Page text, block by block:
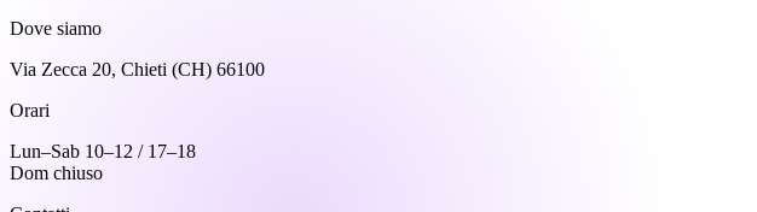
Dove siamo
Via Zecca 20, Chieti (CH) 66100
Orari
Lun–Sab 10–12 / 17–18
Dom chiuso